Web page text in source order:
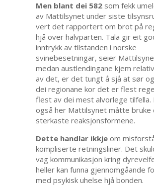
Men blant dei 582 som fekk
av Mattilsynet under siste
vert det rapportert om brot på
hjå over halvparten. Tala gir eit
inntrykk av tilstanden i norske
svinebesetningar, seier
medan austlendingane kjem
av det, er det tungt å sjå at sør
dei regionane kor det er flest
flest av dei mest alvorlege tilfella.
også her Mattilsynet måtte bruke
sterkaste reaksjonsformene.
Dette handlar ikkje om
kompliserte retningsliner. Det
vag kommunikasjon kring
heller kan funna gjennomgåande
med psykisk uhelse hjå bonden.